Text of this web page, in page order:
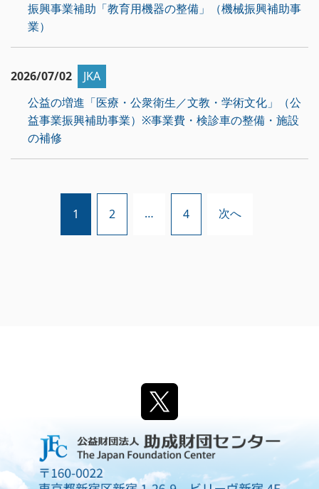
振興事業補助「教育用機器の整備」（機械振興補助事
業）
2026/07/02
JKA
公益の増進「医療・公衆衛生／文教・学術文化」（公
益事業振興補助事業）※事業費・検診車の整備・施設
の補修
1 2 … 4 次へ